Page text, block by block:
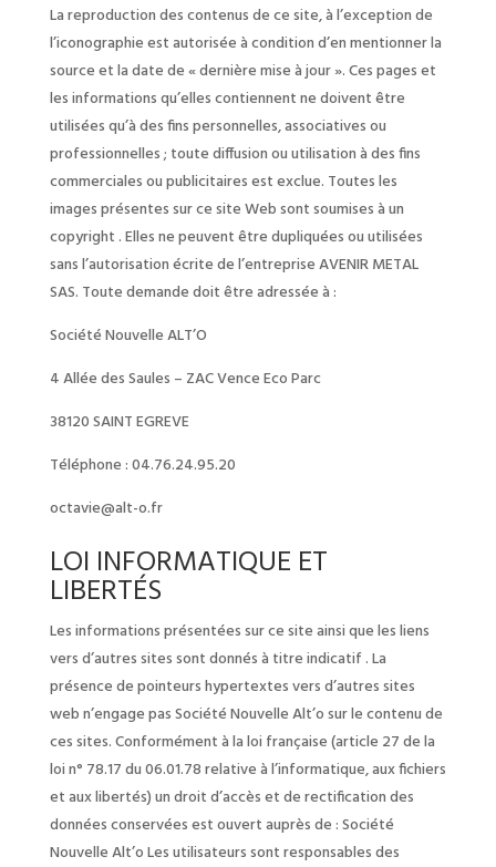
La reproduction des contenus de ce site, à l’exception de
l’iconographie est autorisée à condition d’en mentionner la
source et la date de « dernière mise à jour ». Ces pages et
les informations qu’elles contiennent ne doivent être
utilisées qu’à des fins personnelles, associatives ou
professionnelles ; toute diffusion ou utilisation à des fins
commerciales ou publicitaires est exclue. Toutes les
images présentes sur ce site Web sont soumises à un
copyright . Elles ne peuvent être dupliquées ou utilisées
sans l’autorisation écrite de l’entreprise AVENIR METAL
SAS. Toute demande doit être adressée à :
Société Nouvelle ALT’O
4 Allée des Saules – ZAC Vence Eco Parc
38120 SAINT EGREVE
Téléphone : 04.76.24.95.20
octavie@alt-o.fr
LOI INFORMATIQUE ET
LIBERTÉS
Les informations présentées sur ce site ainsi que les liens
vers d’autres sites sont donnés à titre indicatif . La
présence de pointeurs hypertextes vers d’autres sites
web n’engage pas Société Nouvelle Alt’o sur le contenu de
ces sites. Conformément à la loi française (article 27 de la
loi n° 78.17 du 06.01.78 relative à l’informatique, aux fichiers
et aux libertés) un droit d’accès et de rectification des
données conservées est ouvert auprès de : Société
Nouvelle Alt’o Les utilisateurs sont responsables des